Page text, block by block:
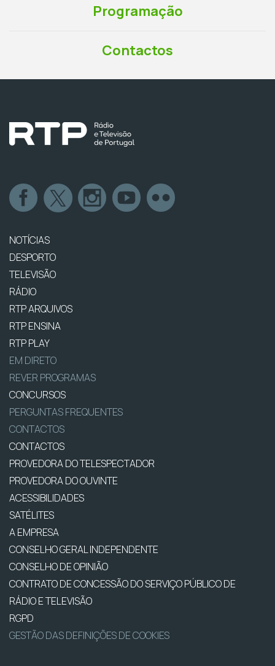
Programação
Contactos
NOTÍCIAS
DESPORTO
TELEVISÃO
RÁDIO
RTP ARQUIVOS
RTP ENSINA
RTP PLAY
EM DIRETO
REVER PROGRAMAS
CONCURSOS
PERGUNTAS FREQUENTES
CONTACTOS
CONTACTOS
PROVEDORA DO TELESPECTADOR
PROVEDORA DO OUVINTE
ACESSIBILIDADES
SATÉLITES
A EMPRESA
CONSELHO GERAL INDEPENDENTE
CONSELHO DE OPINIÃO
CONTRATO DE CONCESSÃO DO SERVIÇO PÚBLICO DE
RÁDIO E TELEVISÃO
RGPD
GESTÃO DAS DEFINIÇÕES DE COOKIES